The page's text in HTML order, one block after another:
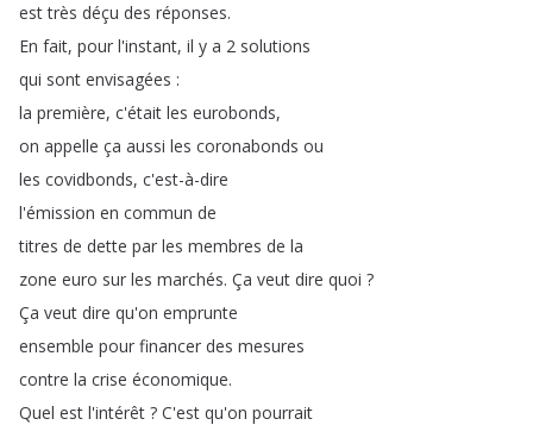
est très déçu des réponses.
En fait, pour l'instant, il y a 2 solutions
qui sont envisagées :
la première, c'était les eurobonds,
on appelle ça aussi les coronabonds ou
les covidbonds, c'est-à-dire
l'émission en commun de
titres de dette par les membres de la
zone euro sur les marchés. Ça veut dire quoi ?
Ça veut dire qu'on emprunte
ensemble pour financer des mesures
contre la crise économique.
Quel est l'intérêt ? C'est qu'on pourrait